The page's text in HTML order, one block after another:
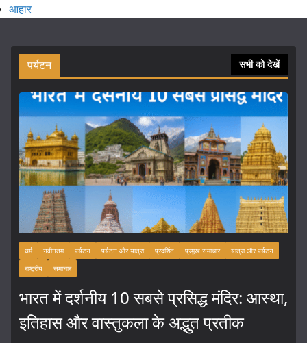
आहार
पर्यटन सभी को देखें
धर्म नवीनतम पर्यटन पर्यटन और यात्रा प्रदर्शित प्रमुख समाचार
यात्रा और पर्यटन
राष्ट्रीय
समाचार
भारत में दर्शनीय 10 सबसे प्रसिद्ध मंदिर: आस्था,
इतिहास और वास्तुकला के अद्भुत प्रतीक